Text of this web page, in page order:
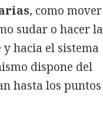
, como mover
sudar o hacer la
hacia el sistema
dispone del
hasta los puntos